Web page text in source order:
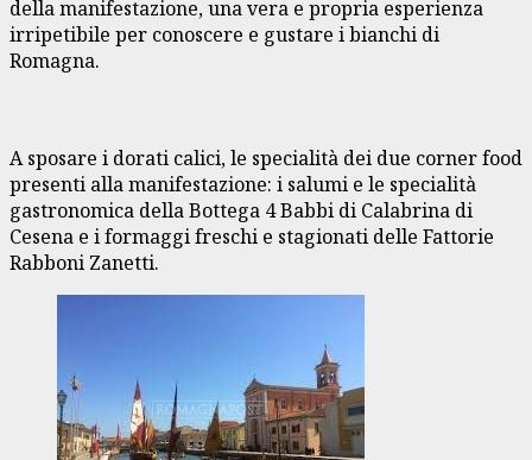
della manifestazione, una vera e propria esperienza
irripetibile per conoscere e gustare i bianchi di
Romagna.
A sposare i dorati calici, le specialità dei due corner food
presenti alla manifestazione: i salumi e le specialità
gastronomica della Bottega 4 Babbi di Calabrina di
Cesena e i formaggi freschi e stagionati delle Fattorie
Rabboni Zanetti.